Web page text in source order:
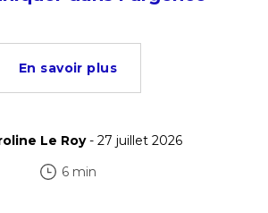
En savoir plus
Le Roy- 27 juillet 2026
6 min